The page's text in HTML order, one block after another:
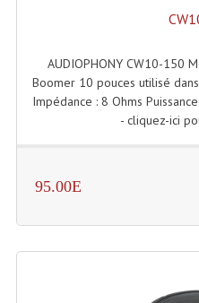
Structure
Structure Et
Tour De
Flight-Case
AUDIOPHONY CW10-150
Boomer 10 pouces utilisé
Impédance : 8 Ohms
- cliquez-ici
95.00E